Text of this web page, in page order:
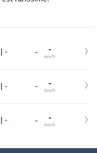
| - - -
km/h
| - - -
km/h
| - - -
km/h